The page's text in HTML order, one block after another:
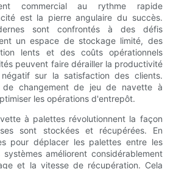
commercial au rythme rapide
est la pierre angulaire du succès.
sont confrontés à des défis
un espace de stockage limité, des
lents et des coûts opérationnels
peuvent faire dérailler la productivité
sur la satisfaction des clients.
de changement de jeu de navette à
les opérations d'entrepôt.
à palettes révolutionnent la façon
sont stockées et récupérées. En
pour déplacer les palettes entre les
améliorent considérablement
et la vitesse de récupération. Cela